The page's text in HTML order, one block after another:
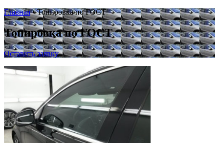
Главная•Тонировка по ГОСТ
Тонировка по ГОСТ
Оставить заявку